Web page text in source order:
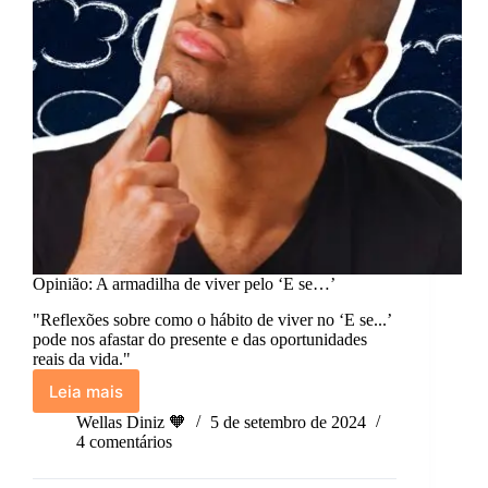
Opinião: A armadilha de viver pelo ‘E se…’
"Reflexões sobre como o hábito de viver no ‘E se...’
pode nos afastar do presente e das oportunidades
reais da vida."
Leia mais
Opinião:
A
armadilha
viver
Wellas Diniz 🧡
5 de setembro de 2024
4 comentários